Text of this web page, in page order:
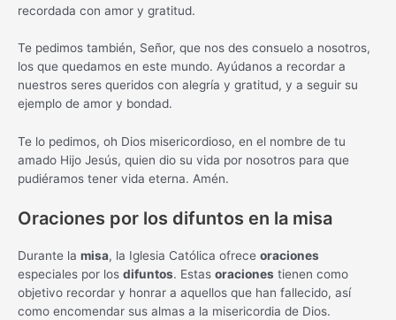
recordada con amor y gratitud.
Te pedimos también, Señor, que nos des consuelo a nosotros,
los que quedamos en este mundo. Ayúdanos a recordar a
nuestros seres queridos con alegría y gratitud, y a seguir su
ejemplo de amor y bondad.
Te lo pedimos, oh Dios misericordioso, en el nombre de tu
amado Hijo Jesús, quien dio su vida por nosotros para que
pudiéramos tener vida eterna. Amén.
Oraciones por los difuntos en la misa
Durante la misa, la Iglesia Católica ofrece oraciones
especiales por los difuntos. Estas oraciones tienen como
objetivo recordar y honrar a aquellos que han fallecido, así
como encomendar sus almas a la misericordia de Dios.